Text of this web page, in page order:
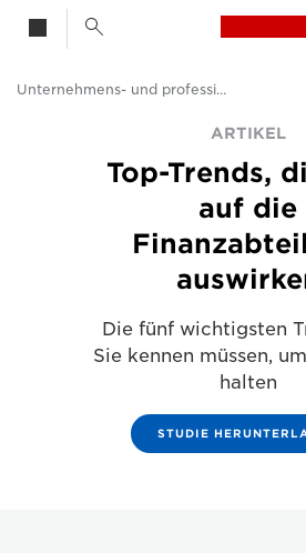
Lösungen & Dienstleistungen
Business-Insights - B2B & Branchen-News
Unternehmens- und professionelle Artikel
ARTIKEL
Top-Trends,
auf die
Die fünf wichtigsten
Sie kennen müssen,
halten
STUDIE